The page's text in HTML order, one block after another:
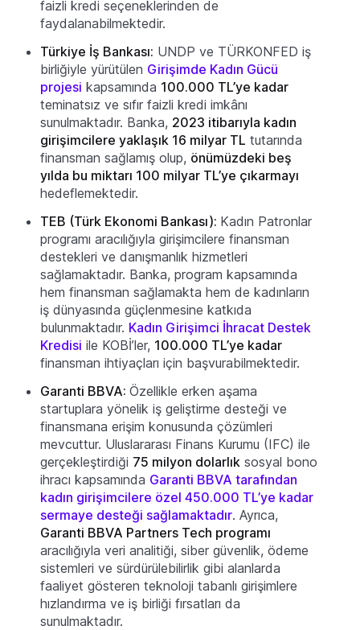
faizli kredi seçeneklerinden de
faydalanabilmektedir.
Türkiye İş Bankası: UNDP ve TÜRKONFED iş
birliğiyle yürütülen Girişimde Kadın Gücü
projesi kapsamında 100.000 TL’ye kadar
teminatsız ve sıfır faizli kredi imkânı
sunulmaktadır. Banka, 2023 itibarıyla kadın
girişimcilere yaklaşık 16 milyar TL tutarında
finansman sağlamış olup, önümüzdeki beş
yılda bu miktarı 100 milyar TL’ye çıkarmayı
hedeflemektedir.
TEB (Türk Ekonomi Bankası): Kadın Patronlar
programı aracılığıyla girişimcilere finansman
destekleri ve danışmanlık hizmetleri
sağlamaktadır. Banka, program kapsamında
hem finansman sağlamakta hem de kadınların
iş dünyasında güçlenmesine katkıda
bulunmaktadır. Kadın Girişimci İhracat Destek
Kredisi ile KOBİ’ler, 100.000 TL’ye kadar
finansman ihtiyaçları için başvurabilmektedir.
Garanti BBVA: Özellikle erken aşama
startuplara yönelik iş geliştirme desteği ve
finansmana erişim konusunda çözümleri
mevcuttur. Uluslararası Finans Kurumu (IFC) ile
gerçekleştirdiği 75 milyon dolarlık sosyal bono
ihracı kapsamında Garanti BBVA tarafından
kadın girişimcilere özel 450.000 TL’ye kadar
sermaye desteği sağlamaktadır. Ayrıca,
Garanti BBVA Partners Tech programı
aracılığıyla veri analitiği, siber güvenlik, ödeme
sistemleri ve sürdürülebilirlik gibi alanlarda
faaliyet gösteren teknoloji tabanlı girişimlere
hızlandırma ve iş birliği fırsatları da
sunulmaktadır.